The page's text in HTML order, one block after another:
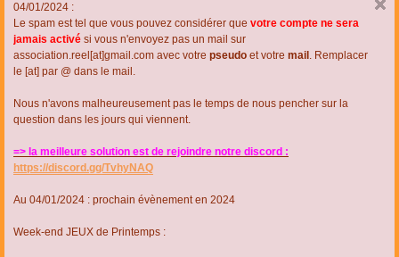
04/01/2024 :
Le spam est tel que vous pouvez considérer que votre compte ne sera
jamais activé si vous n'envoyez pas un mail sur
association.reel[at]gmail.com avec votre pseudo et votre mail . Remplacer
le [at] par @ dans le mail.
Nous n'avons malheureusement pas le temps de nous pencher sur la
question dans les jours qui viennent.
=> la meilleure solution est de rejoindre notre discord :
https://discord.gg/TvhyNAQ
Au 04/01/2024 : prochain évènement en 2024
Week-end JEUX de Printemps :